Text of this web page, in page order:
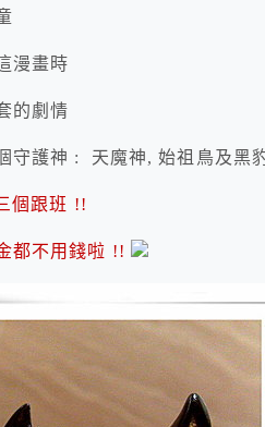
漫畫時
的劇情
守護神 : 天魔神, 始祖鳥及黑
個跟班 !!
都不用錢啦 !!